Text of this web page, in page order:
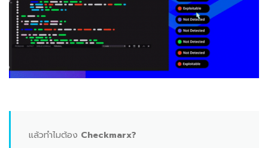
แล้วทำไมต้อง Checkmarx?